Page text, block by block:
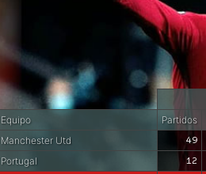
Equipo
Partidos
Manchester Utd
49
Portugal 12